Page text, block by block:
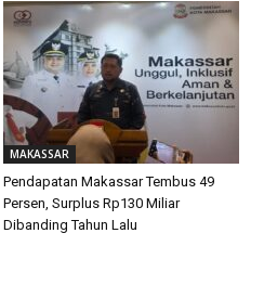
MAKASSAR
Pendapatan Makassar Tembus 49
Persen, Surplus Rp130 Miliar
Dibanding Tahun Lalu